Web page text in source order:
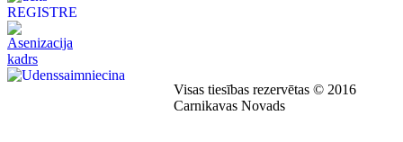
Visas tiesības rezervētas © 2016
Carnikavas Novads